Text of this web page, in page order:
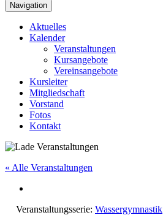
Navigation
Aktuelles
Kalender
Veranstaltungen
Kursangebote
Vereinsangebote
Kursleiter
Mitgliedschaft
Vorstand
Fotos
Kontakt
« Alle Veranstaltungen
Veranstaltungsserie: Wassergymnastik